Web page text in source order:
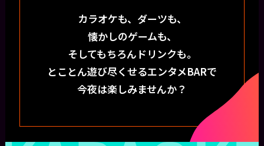
カラオケも、ダーツも、
懐かしのゲームも、
そしてもちろんドリンクも。
とことん遊び尽くせるエンタメBARで
今夜は楽しみませんか？